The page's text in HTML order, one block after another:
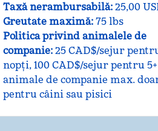
Taxă nerambursabilă: 25,00
Greutate maximă: 75 lbs
Politica privind animalele de
companie: 25 CAD$/sejur
nopți, 100 CAD$/sejur pentru
animale de companie max.
pentru câini sau pisici